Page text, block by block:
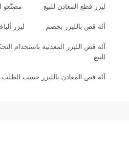
ليزر قطع المعادن للبيع مصنّعو
آلة قص بالليزر بخصم ليزر
آلة قص الليزر المعدنية باستخدام
للبيع
آلة قص المعادن بالليزر حسب الطلب